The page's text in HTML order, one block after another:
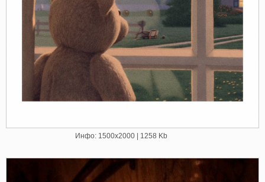
Инфо: 1500х2000 | 1258 Kb